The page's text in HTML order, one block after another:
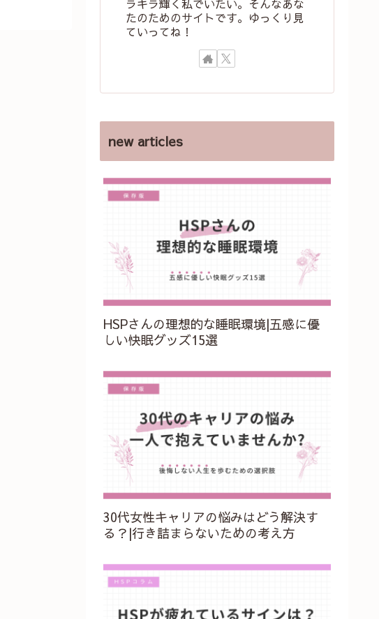
ラキラ輝く私でいたい。そんなあな
たのためのサイトです。ゆっくり見
ていってね！
new articles
HSPさんの理想的な睡眠環境|五感に優
しい快眠グッズ15選
30代女性キャリアの悩みはどう解決す
る？|行き詰まらないための考え方